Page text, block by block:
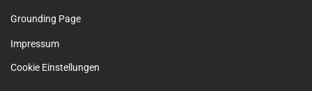
Grounding Page
Impressum
Cookie Einstellungen